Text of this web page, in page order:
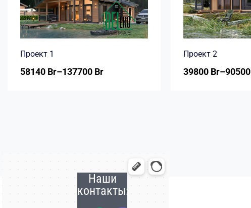
Проект 1
58140 Br–137700 Br
Проект 2
39800 Br–90500
Наши
контакты: